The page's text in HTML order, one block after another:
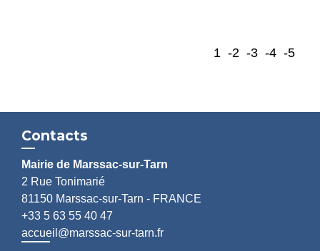
1 -2 -3 -4 -5
Contacts
Mairie de Marssac-sur-Tarn
2 Rue Tonimarié
81150 Marssac-sur-Tarn - FRANCE
+33 5 63 55 40 47
accueil@marssac-sur-tarn.fr